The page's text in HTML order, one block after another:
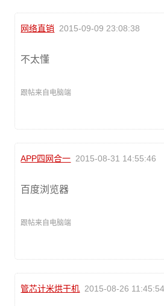
网络直销 2015-09-09 23:08:38
不太懂
跟帖来自电脑端
APP四网合一 2015-08-31 14:55:46
百度浏览器
跟帖来自电脑端
管芯计米烘干机 2015-08-26 11:45:54